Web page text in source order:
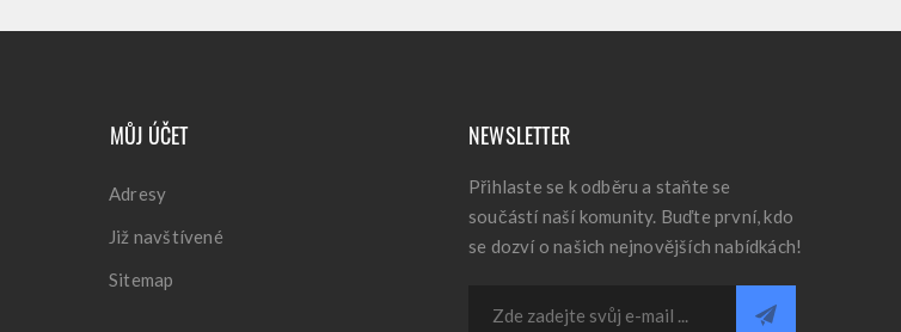
MŮJ ÚČET
Adresy
Již navštívené
Sitemap
NEWSLETTER
Přihlaste se k odběru a staňte se
součástí naší komunity. Buďte první, kdo
se dozví o našich nejnovějších nabídkách!